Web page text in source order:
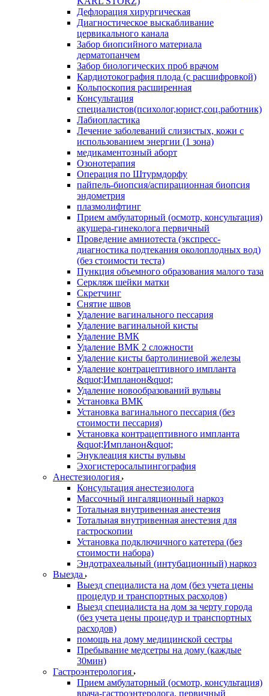
Дефлорация хирургическая
Диагностическое выскабливание
цервикального канала
Забор биопсийного материала
дерматопанчем
Забор биологических проб врачом
Кардиотокография плода (с расшифровкой)
Кольпоскопия расширенная
Консультация
специалистов(психолог,юрист,соц.работник)
Лабиопластика
Лечение заболеваний слизистых, кожи с
использованием энергии (1 зона)
медикаментозный аборт
Озонотерапия
Операция по Штурмдорфу
пайпель-биопсия/аспирационная биопсия
эндометрия
плазмолифтинг
Прием амбулаторный (осмотр, консультация)
акушера-гинеколога первичный
Проведение амниотеста (экспресс-
диагностика подтекания околоплодных вод)
(без стоимости теста)
Пункция объемного образования малого таза
Серкляж шейки матки
Скретчинг
Снятие швов
Удаление вагинального пессария
Удаление вагинальной кисты
Удаление ВМК
Удаление ВМК 2 сложности
Удаление кисты бартолиниевой железы
Удаление контрацептивного импланта
&quot;Импланон&quot;
Удаление новообразований вульвы
Установка ВМК
Установка вагинального пессария (без
стоимости пессария)
Установка контрацептивного импланта
&quot;Импланон&quot;
Энуклеация кисты вульвы
Эхогистеросальпингография
Анестезиология
Консультация анестезиолога
Массочный ингаляционный наркоз
Тотальная внутривенная анестезия
Тотальная внутривенная анестезия для
гастроскопии
Установка подключичного катетера (без
стоимости набора)
Эндотрахеальный (интубационный) наркоз
Выезда
Выезд специалиста на дом (без учета цены
процедур и транспортных расходов)
Выезд специалиста на дом за черту города
(без учета цены процедур и транспортных
расходов)
помощь на дому медицинской сестры
Пребывание медсетры на дому (каждые
30мин)
Гастроэнтерология
Прием амбулаторный (осмотр, консультация)
врача-гастроэнтеролога, первичный